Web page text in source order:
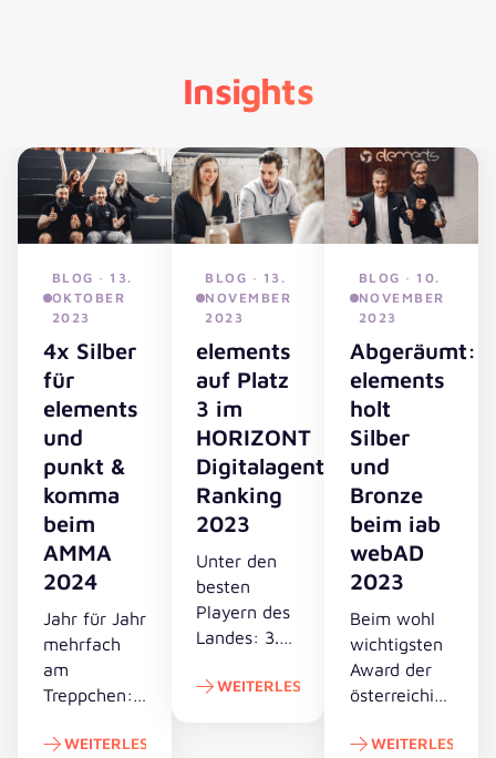
Insights
BLOG · 13.
OKTOBER
2023
4x Silber
für
elements
und
punkt &
komma
beim
AMMA
2024
Jahr für Jahr
mehrfach
am
Treppchen:
Agenturduo
WEITERLESEN
BLOG · 13.
NOVEMBER
2023
elements
auf Platz
3 im
HORIZONT
Digitalagentur
Ranking
2023
Unter den
besten
Playern des
Landes: 3.
elements.
WEITERLESEN
BLOG · 10.
NOVEMBER
2023
Abgeräumt:
elements
holt
Silber
und
Bronze
beim iab
webAD
2023
Beim wohl
wichtigsten
Award der
österreichischen
schlägt
WEITERLESEN